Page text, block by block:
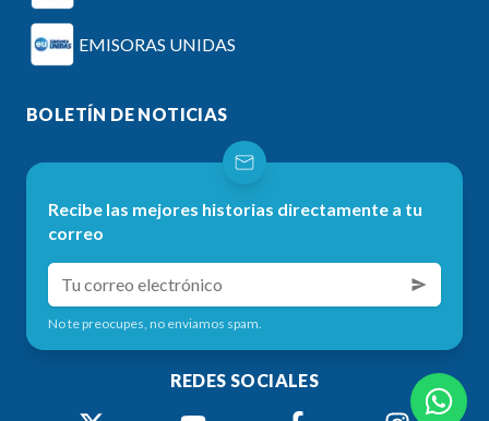
EMISORAS UNIDAS
BOLETÍN DE NOTICIAS
Recibe las mejores historias directamente a tu
correo
No te preocupes, no enviamos spam.
REDES SOCIALES